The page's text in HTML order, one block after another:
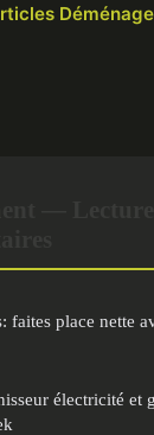
faites place nette
électricité et